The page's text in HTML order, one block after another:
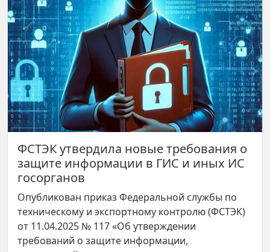
ФСТЭК утвердила новые требования о
защите информации в ГИС и иных ИС
госорганов
Опубликован приказ Федеральной службы по
техническому и экспортному контролю (ФСТЭК)
от 11.04.2025 № 117 «Об утверждении
требований о защите информации,